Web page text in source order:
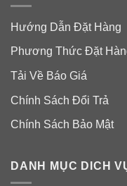
Hướng Dẫn Đặt Hàng
Phương Thức Đặt
Tải Về Báo Giá
Chính Sách Đổi Trả
Chính Sách Bảo Mật
DANH MỤC DICH